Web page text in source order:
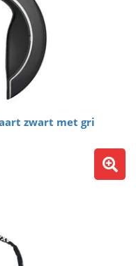
zwart met gri